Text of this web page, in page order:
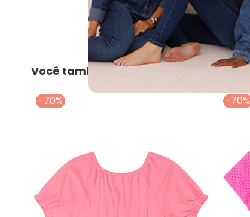
Você também pode gostar
-70% -70%